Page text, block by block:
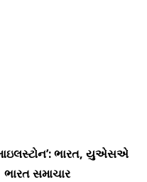
ભારત, યુએસએ
ભારત સમાચાર